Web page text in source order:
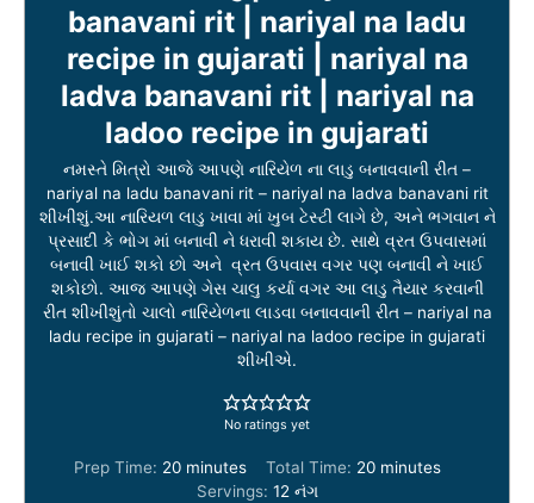
banavani rit | nariyal na ladu
recipe in gujarati | nariyal na
ladva banavani rit | nariyal na
ladoo recipe in gujarati
નમસ્તે મિત્રો આજે આપણે નારિયેળ ના લાડુ બનાવવાની રીત –
nariyal na ladu banavani rit – nariyal na ladva banavani rit
શીખીશું.આ નારિયળ લાડુ ખાવા માં ખુબ ટેસ્ટી લાગે છે, અને ભગવાન ને
પ્રસાદી કે ભોગ માં બનાવી ને ધરાવી શકાય છે. સાથે વ્રત ઉપવાસમાં
બનાવી ખાઈ શકો છો અને વ્રત ઉપવાસ વગર પણ બનાવી ને ખાઈ
શકોછો. આજ આપણે ગેસ ચાલુ કર્યા વગર આ લાડુ તૈયાર કરવાની
રીત શીખીશુંતો ચાલો નારિયેળના લાડવા બનાવવાની રીત – nariyal na
ladu recipe in gujarati – nariyal na ladoo recipe in gujarati
શીખીએ.
No ratings yet
Prep Time: 20mminutes Total Time: 20mminutes
Servings: 12 નંગ